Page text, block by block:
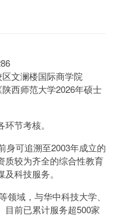
文澜楼国际商学院
西师范大学2026年硕士
节考核。
身可追溯至2003年成立的
质较为齐全的综合性教育
科技服务。
域，与华中科技大学、
目前已累计服务超500家